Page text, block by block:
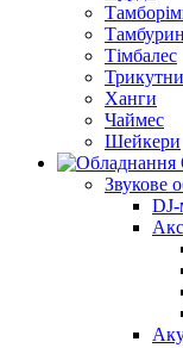
Тімбалес
Ханги
Чаймес
Шейкери
Звукове
DJ-